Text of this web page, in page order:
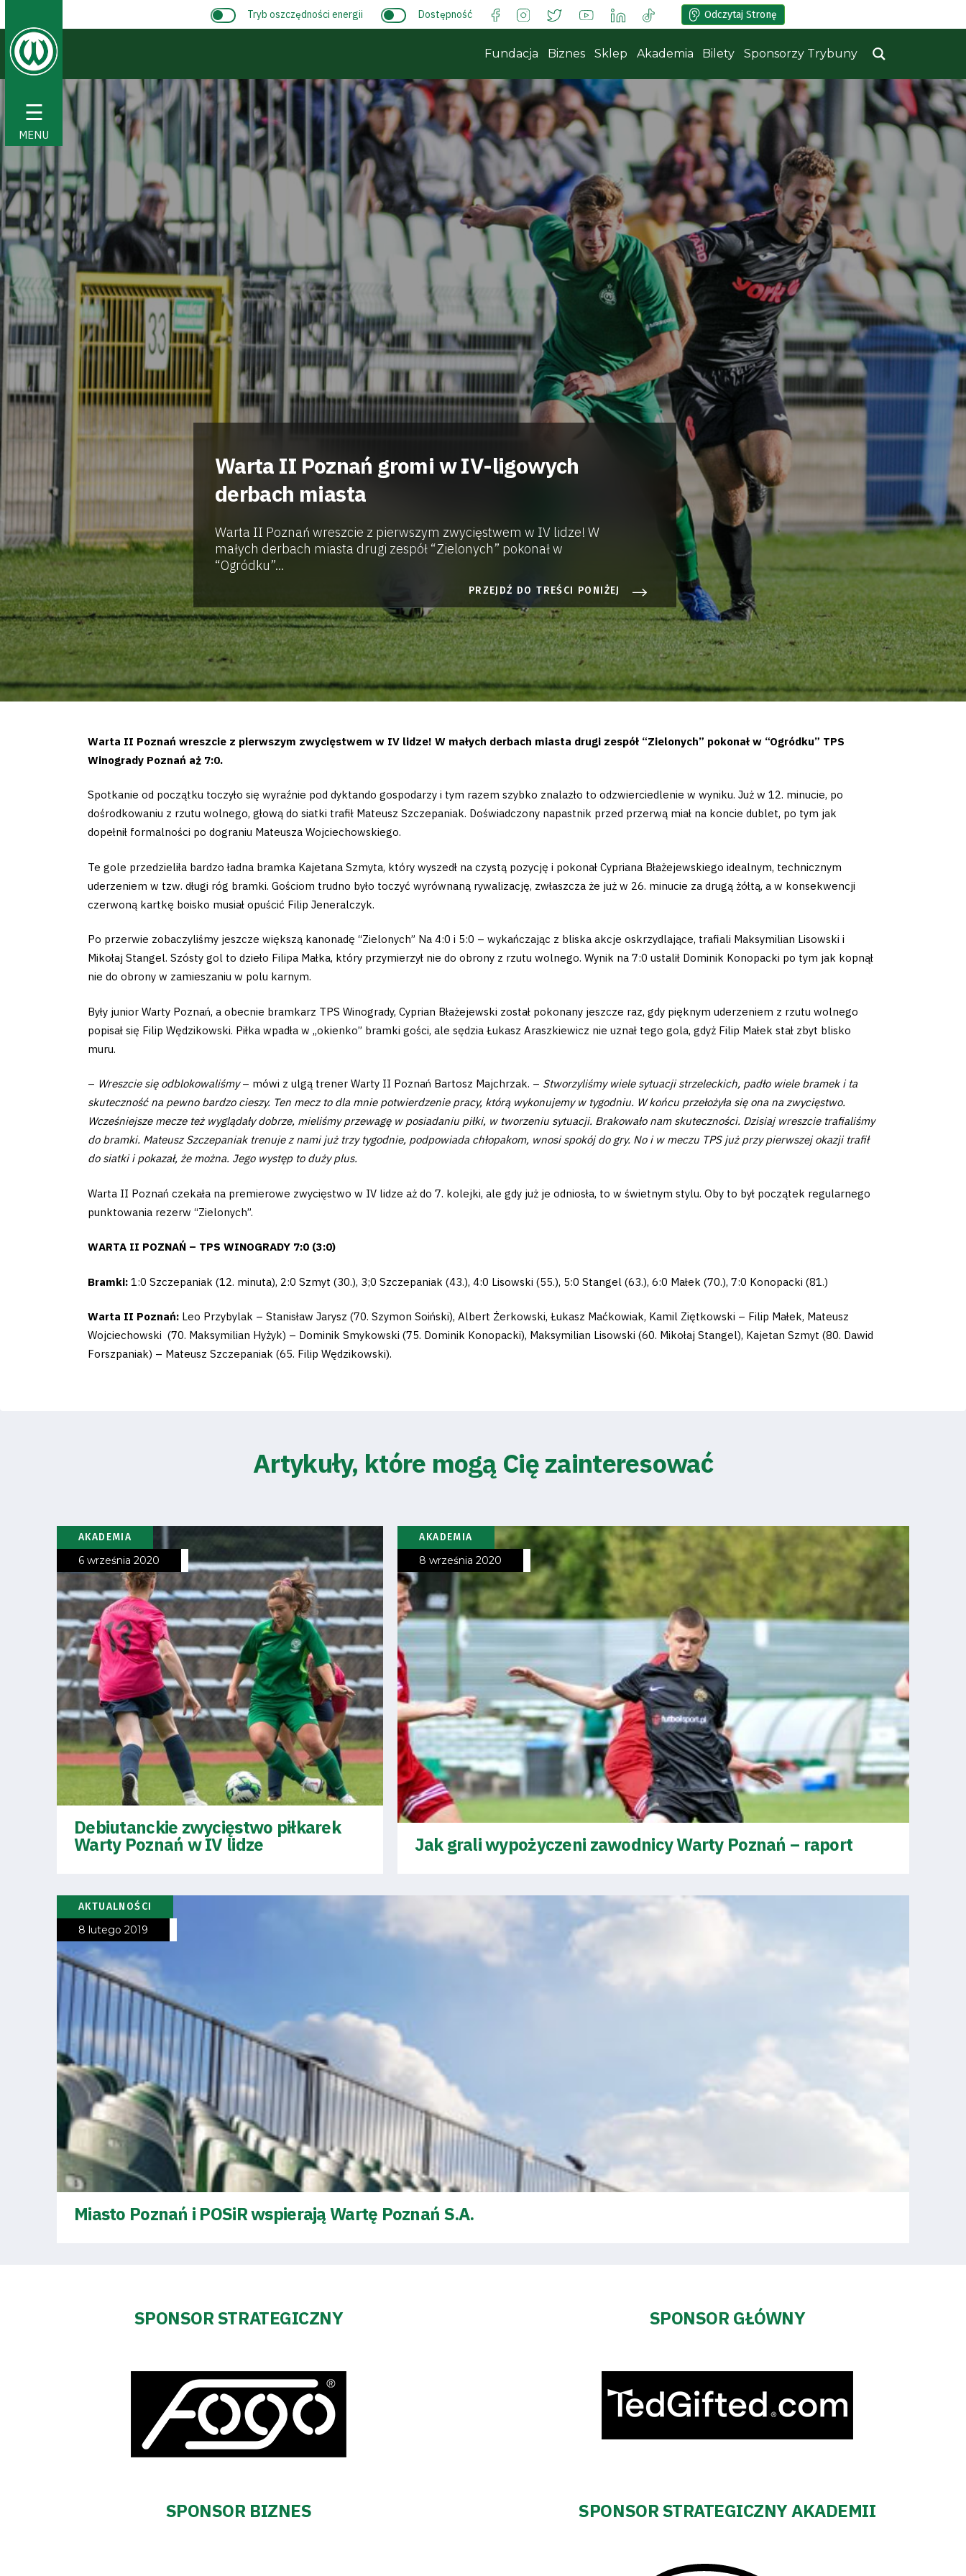
☰
MENU
terminarz
Pierwszy
Aktualności
Warta
Fundacja
Biznes
Sklep
Sponsorzy
Trybuny
prywatności
Regulaminy
Aleja
Warciarzy
#WARTOpobrać
Prowizja
pośredników
transakcyjnych
Tryb oszczędności energii Dostępność Odczytaj Stronę
Fundacja Biznes Sklep Akademia Bilety Sponsorzy Trybuny
Warta II Poznań gromi w IV-ligowych
derbach miasta
Warta II Poznań wreszcie z pierwszym zwycięstwem w IV lidze! W
małych derbach miasta drugi zespół “Zielonych” pokonał w
“Ogródku”...
PRZEJDŹ DO TREŚCI PONIŻEJ
Warta II Poznań wreszcie z pierwszym zwycięstwem w IV lidze! W małych derbach miasta drugi zespół “Zielonych” pokonał w “Ogródku” TPS
Winogrady Poznań aż 7:0.
Spotkanie od początku toczyło się wyraźnie pod dyktando gospodarzy i tym razem szybko znalazło to odzwierciedlenie w wyniku. Już w 12. minucie, po
dośrodkowaniu z rzutu wolnego, głową do siatki trafił Mateusz Szczepaniak. Doświadczony napastnik przed przerwą miał na koncie dublet, po tym jak
dopełnił formalności po dograniu Mateusza Wojciechowskiego.
Te gole przedzieliła bardzo ładna bramka Kajetana Szmyta, który wyszedł na czystą pozycję i pokonał Cypriana Błażejewskiego idealnym, technicznym
uderzeniem w tzw. długi róg bramki. Gościom trudno było toczyć wyrównaną rywalizację, zwłaszcza że już w 26. minucie za drugą żółtą, a w konsekwencji
czerwoną kartkę boisko musiał opuścić Filip Jeneralczyk.
Po przerwie zobaczyliśmy jeszcze większą kanonadę “Zielonych” Na 4:0 i 5:0 – wykańczając z bliska akcje oskrzydlające, trafiali Maksymilian Lisowski i
Mikołaj Stangel. Szósty gol to dzieło Filipa Małka, który przymierzył nie do obrony z rzutu wolnego. Wynik na 7:0 ustalił Dominik Konopacki po tym jak kopnął
nie do obrony w zamieszaniu w polu karnym.
Były junior Warty Poznań, a obecnie bramkarz TPS Winogrady, Cyprian Błażejewski został pokonany jeszcze raz, gdy pięknym uderzeniem z rzutu wolnego
popisał się Filip Wędzikowski. Piłka wpadła w „okienko” bramki gości, ale sędzia Łukasz Araszkiewicz nie uznał tego gola, gdyż Filip Małek stał zbyt blisko
muru.
– Wreszcie się odblokowaliśmy– mówi z ulgą trener Warty II Poznań Bartosz Majchrzak. – Stworzyliśmy wiele sytuacji strzeleckich, padło wiele bramek i ta
skuteczność na pewno bardzo cieszy. Ten mecz to dla mnie potwierdzenie pracy, którą wykonujemy w tygodniu. W końcu przełożyła się ona na zwycięstwo.
Wcześniejsze mecze też wyglądały dobrze, mieliśmy przewagę w posiadaniu piłki, w tworzeniu sytuacji. Brakowało nam skuteczności. Dzisiaj wreszcie trafialiśmy
do bramki. Mateusz Szczepaniak trenuje z nami już trzy tygodnie, podpowiada chłopakom, wnosi spokój do gry. No i w meczu TPS już przy pierwszej okazji trafił
do siatki i pokazał, że można. Jego występ to duży plus.
Warta II Poznań czekała na premierowe zwycięstwo w IV lidze aż do 7. kolejki, ale gdy już je odniosła, to w świetnym stylu. Oby to był początek regularnego
punktowania rezerw “Zielonych”.
WARTA II POZNAŃ – TPS WINOGRADY 7:0 (3:0)
Bramki: 1:0 Szczepaniak (12. minuta), 2:0 Szmyt (30.), 3;0 Szczepaniak (43.), 4:0 Lisowski (55.), 5:0 Stangel (63.), 6:0 Małek (70.), 7:0 Konopacki (81.)
Warta II Poznań: Leo Przybylak – Stanisław Jarysz (70. Szymon Soiński), Albert Żerkowski, Łukasz Maćkowiak, Kamil Ziętkowski – Filip Małek, Mateusz
Wojciechowski (70. Maksymilian Hyżyk) – Dominik Smykowski (75. Dominik Konopacki), Maksymilian Lisowski (60. Mikołaj Stangel), Kajetan Szmyt (80. Dawid
Forszpaniak) – Mateusz Szczepaniak (65. Filip Wędzikowski).
Artykuły, które mogą Cię zainteresować
AKADEMIA
6 września 2020
Debiutanckie zwycięstwo piłkarek
Warty Poznań w IV lidze
AKADEMIA
8 września 2020
Jak grali wypożyczeni zawodnicy Warty Poznań – raport
AKTUALNOŚCI
8 lutego 2019
Miasto Poznań i POSiR wspierają Wartę Poznań S.A.
SPONSOR STRATEGICZNY SPONSOR GŁÓWNY
SPONSOR BIZNES SPONSOR STRATEGICZNY AKADEMII